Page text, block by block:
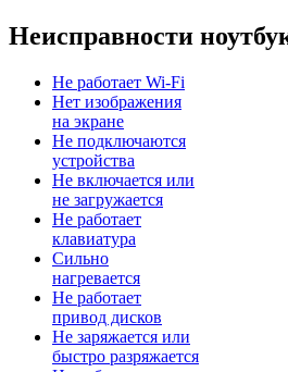
Неисправности
Не работает Wi-Fi
Нет изображения
на экране
Не подключаются
устройства
Не включается или
не загружается
Не работает
клавиатура
Сильно
нагревается
Не работает
привод дисков
Не заряжается или
быстро разряжается